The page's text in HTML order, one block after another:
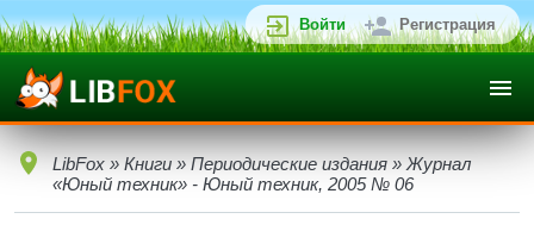
Войти Регистрация
LibFox » Книги » Периодические издания » Журнал
«Юный техник» - Юный техник, 2005 № 06